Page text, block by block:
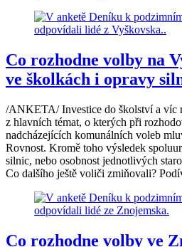
Co rozhodne volby na
ve školkách i opravy
/ANKETA/ Investice do školství a víc
z hlavních témat, o kterých při
nadcházejících komunálních voleb
Rovnost. Kromě toho výsledek
silnic, nebo osobnost jednotlivých
Co dalšího ještě voliči zmiňovali?
Co rozhodne volby ve